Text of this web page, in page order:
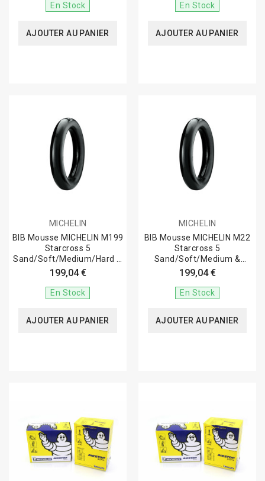
En Stock
AJOUTER AU PANIER
En Stock
AJOUTER AU PANIER
MICHELIN
BIB Mousse MICHELIN M199
Starcross 5
Sand/Soft/Medium/Hard &
Tracker...
199,04 €
En Stock
AJOUTER AU PANIER
MICHELIN
BIB Mousse MICHELIN M22
Starcross 5
Sand/Soft/Medium &
Tracker (100/90-19)
199,04 €
En Stock
AJOUTER AU PANIER